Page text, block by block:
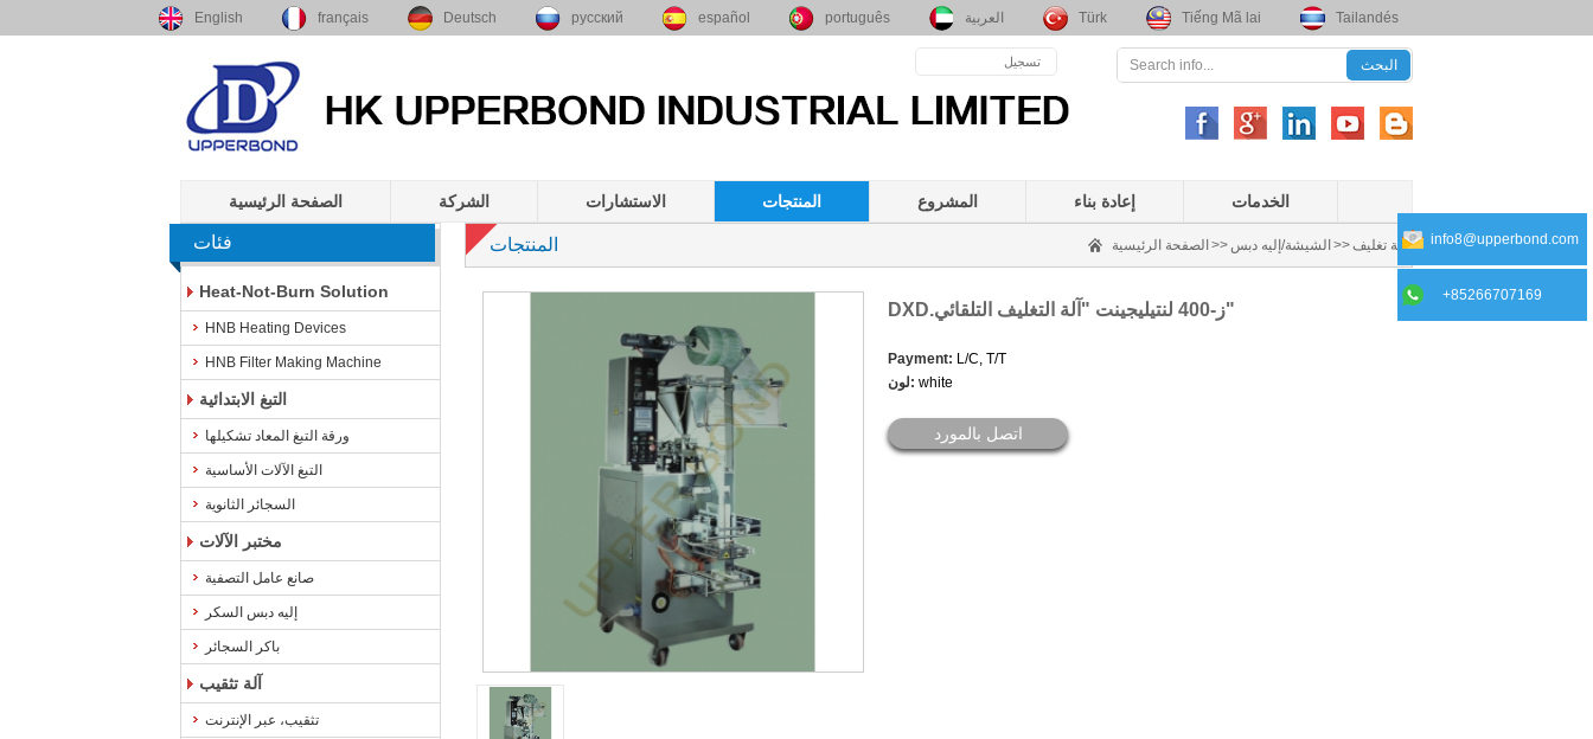
English français Deutsch русский español português العربية Türk Tiếng Mã lai Tailandés
تسجيل
الصفحة الرئيسية الشركة الاستشارات المنتجات المشروع إعادة بناء الخدمات
فئات
Heat-Not-Burn Solution
HNB Heating Devices
HNB Filter Making Machine
التبغ الابتدائية
ورقة التبغ المعاد تشكيلها
التبغ الآلات الأساسية
السجائر الثانوية
مختبر الآلات
صانع عامل التصفية
إليه دبس السكر
باكر السجائر
آلة تثقيب
تثقيب، عبر الإنترنت
المنتجات الصفحة الرئيسية >> الشيشة/إليه دبس >>آلة تغليف
DXD.ز-400 لنتيليجينت "آلة التغليف التلقائي"
Payment: L/C, T/T
لون: white
اتصل بالمورد
info8@upperbond.com
+85266707169